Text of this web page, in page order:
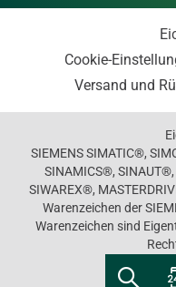
Cookie-
Versand und
SIEMENS SIMATIC®,
SINAMICS®,
SIWAREX®,
Warenzeichen der
Warenzeichen sind